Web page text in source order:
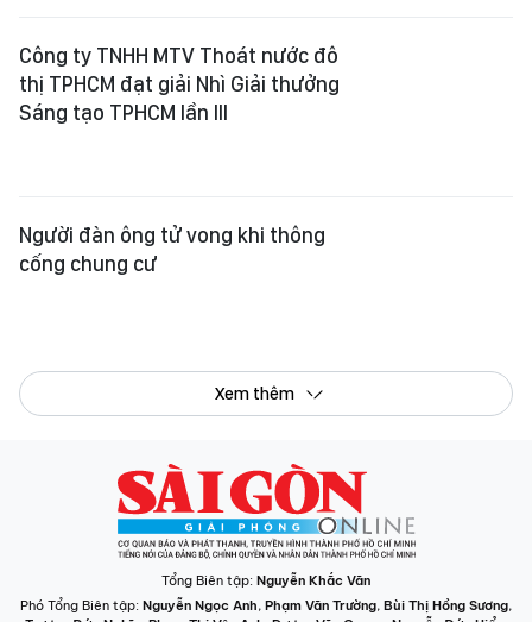
Công ty TNHH MTV Thoát nước đô
thị TPHCM đạt giải Nhì Giải thưởng
Sáng tạo TPHCM lần III
Người đàn ông tử vong khi thông
cống chung cư
Xem thêm
Tổng Biên tập: Nguyễn Khắc Văn
Phó Tổng Biên tập: Nguyễn Ngọc Anh, Phạm Văn Trường, Bùi Thị Hồng Sương,